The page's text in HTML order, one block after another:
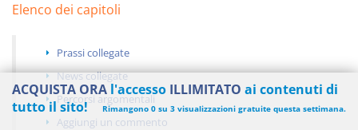
Elenco dei capitoli
Prassi collegate
News collegate
Percorsi argomentali
Aggiungi un commento
ACQUISTA ORA l'accesso ILLIMITATO ai contenuti di
tutto il sito!
Rimangono 0 su 3 visualizzazioni gratuite questa settimana.